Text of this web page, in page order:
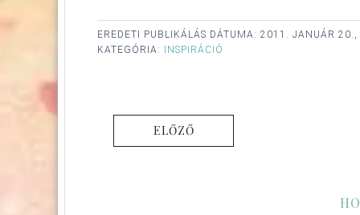
EREDETI PUBLIKÁLÁS DÁTUMA: 2011. JANUÁR 20.,
KATEGÓRIA:
INSPIRÁCIÓ
ELŐZŐ